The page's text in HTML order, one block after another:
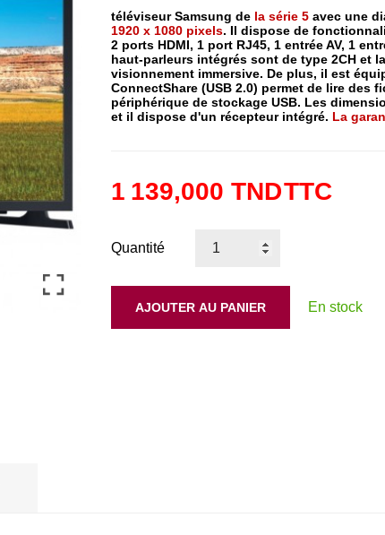
téléviseur Samsung de la série 5avec une
1920 x 1080 pixels. Il dispose de
2 ports HDMI, 1 port RJ45, 1 entrée AV, 1
haut-parleurs intégrés sont de type 2CH et
visionnement immersive. De plus, il est
ConnectShare (USB 2.0) permet de lire des
périphérique de stockage USB. Les
et il dispose d'un récepteur intégré. La
1 139,000 TNDTTC
Quantité
AJOUTER AU PANIER En stock